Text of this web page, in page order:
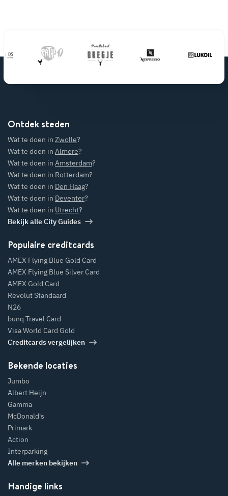
Ontdek steden
Wat te doen in Zwolle?
Wat te doen in Almere?
Wat te doen in Amsterdam?
Wat te doen in Rotterdam?
Wat te doen in Den Haag?
Wat te doen in Deventer?
Wat te doen in Utrecht?
Bekijk alle City Guides
Populaire creditcards
AMEX Flying Blue Gold Card
AMEX Flying Blue Silver Card
AMEX Gold Card
Revolut Standaard
N26
bunq Travel Card
Visa World Card Gold
Creditcards vergelijken
Bekende locaties
Jumbo
Albert Heijn
Gamma
McDonald's
Primark
Action
Interparking
Alle merken bekijken
Handige links